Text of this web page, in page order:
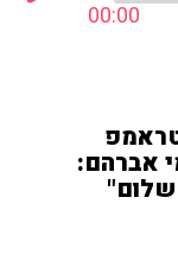
00:00
אברהם: